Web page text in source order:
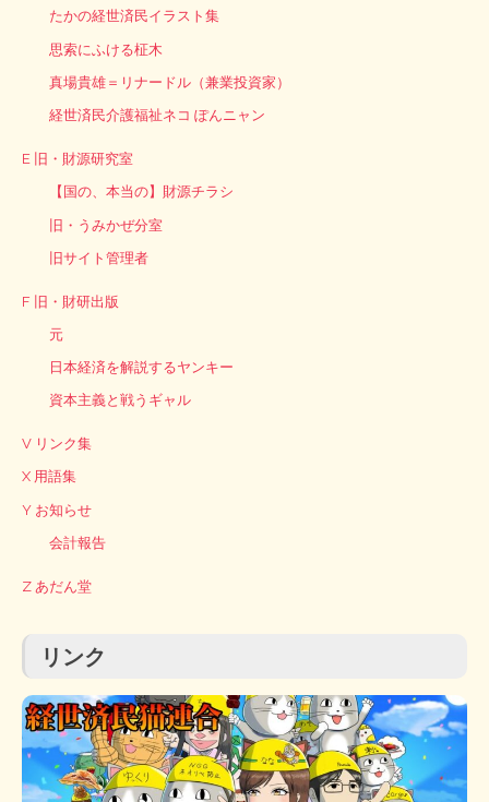
たかの経世済民イラスト集
思索にふける柾木
真場貴雄＝リナードル（兼業投資家）
経世済民介護福祉ネコ ぽんニャン
E 旧・財源研究室
【国の、本当の】財源チラシ
旧・うみかぜ分室
旧サイト管理者
F 旧・財研出版
元
日本経済を解説するヤンキー
資本主義と戦うギャル
V リンク集
X 用語集
Y お知らせ
会計報告
Z あだん堂
リンク